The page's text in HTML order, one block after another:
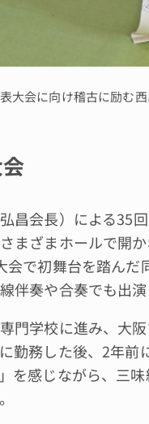
大会に向け稽古に励む
昌会長）による35
まざまホールで開
会で初舞台を踏ん
伴奏や合奏でも出演
門学校に進み、大
勤務した後、2年前
を感じながら、三